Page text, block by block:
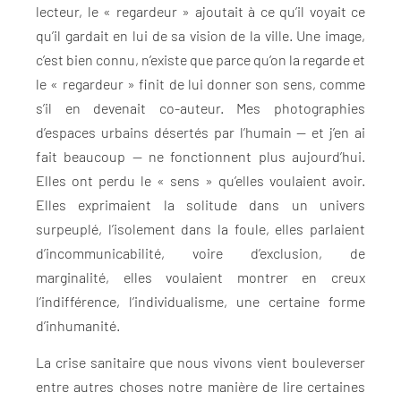
lecteur, le « regardeur » ajoutait à ce qu’il voyait ce
qu’il gardait en lui de sa vision de la ville. Une image,
c’est bien connu, n’existe que parce qu’on la regarde et
le « regardeur » finit de lui donner son sens, comme
s’il en devenait co-auteur. Mes photographies
d’espaces urbains désertés par l’humain — et j’en ai
fait beaucoup — ne fonctionnent plus aujourd’hui.
Elles ont perdu le « sens » qu’elles voulaient avoir.
Elles exprimaient la solitude dans un univers
surpeuplé, l’isolement dans la foule, elles parlaient
d’incommunicabilité, voire d’exclusion, de
marginalité, elles voulaient montrer en creux
l’indifférence, l’individualisme, une certaine forme
d’inhumanité.
La crise sanitaire que nous vivons vient bouleverser
entre autres choses notre manière de lire certaines